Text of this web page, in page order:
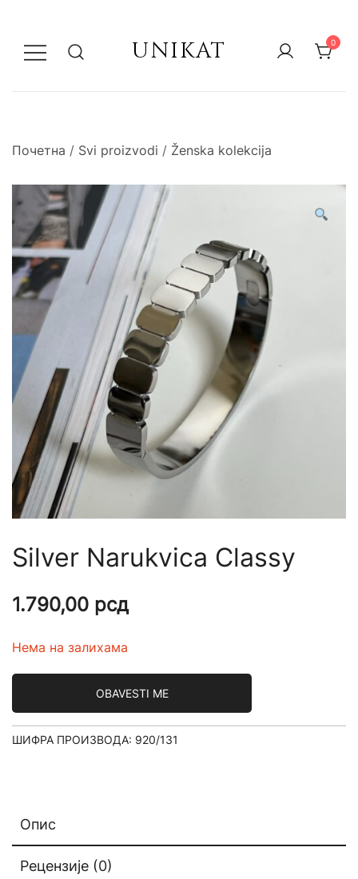
UNIKAT 0
Почетна / Svi proizvodi / Ženska kolekcija
Silver Narukvica Classy
1.790,00 рсд
Нема на залихама
OBAVESTI ME
ШИФРА ПРОИЗВОДА: 920/131
Опис
Рецензије (0)